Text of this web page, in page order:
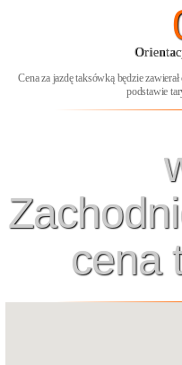
Cena za jazdę taksówką będzie
podstawie
cena